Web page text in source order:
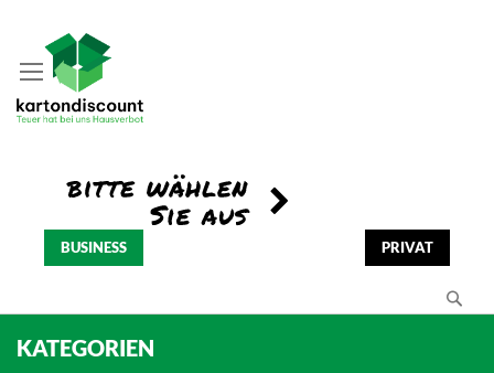
BUSINESS PRIVAT
KATEGORIEN